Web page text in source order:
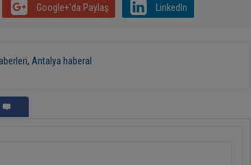
Google+'da Paylaş LinkedIn
, Antalya haberal